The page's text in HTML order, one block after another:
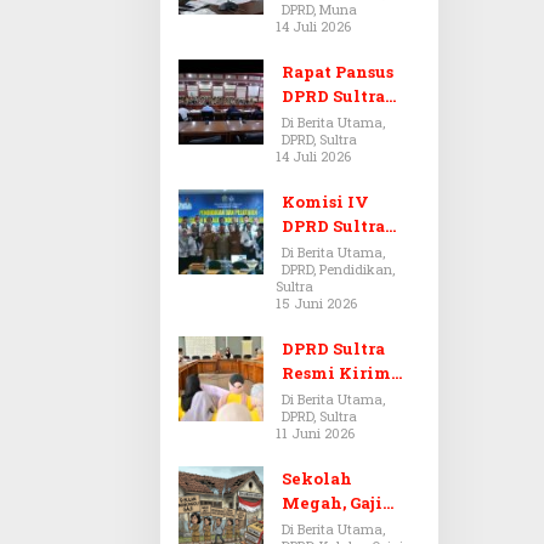
Dugaan Jual
Beli Tanah
Bermasalah di
Muna
DPRD, Muna
14 Juli 2026
Rapat Pansus
DPRD Sultra
Diskors Dua
Kali Akibat
Ketidakhadira
n Pj Sekda
Di Berita Utama,
DPRD, Sultra
14 Juli 2026
Komisi IV
DPRD Sultra
Kawal Hak
Guru,
Rencanakan
Pendidikan
Di Berita Utama,
DPRD, Pendidikan,
Sultra
15 Juni 2026
DPRD Sultra
Resmi Kirim
Aspirasi Tolak
Peraturan
BPOM No. 5
Tahun 2026 ke
Komisi IX DPR
Di Berita Utama,
DPRD, Sultra
11 Juni 2026
Sekolah
Megah, Gaji
Guru Berdarah-
Di Berita Utama,